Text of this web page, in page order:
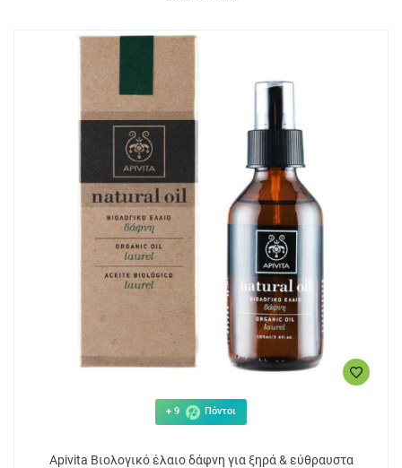
+ 9 Πόντοι
Apivita Βιολογικό έλαιο δάφνη για ξηρά & εύθραυστα